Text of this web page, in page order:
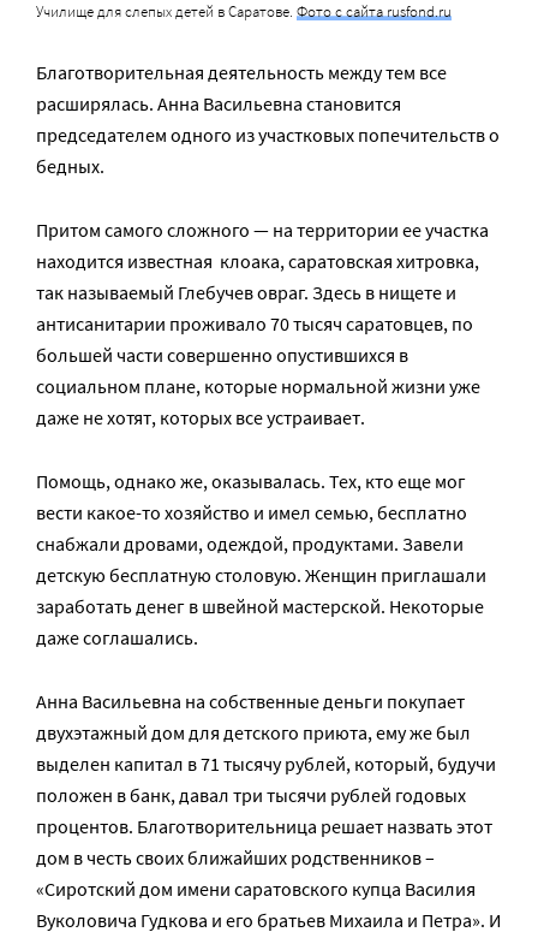
Училище для слепых детей в Саратове. Фото с сайта rusfond.ru
Благотворительная деятельность между тем все
расширялась. Анна Васильевна становится
председателем одного из участковых попечительств о
бедных.
Притом самого сложного — на территории ее участка
находится известная клоака, саратовская хитровка,
так называемый Глебучев овраг. Здесь в нищете и
антисанитарии проживало 70 тысяч саратовцев, по
большей части совершенно опустившихся в
социальном плане, которые нормальной жизни уже
даже не хотят, которых все устраивает.
Помощь, однако же, оказывалась. Тех, кто еще мог
вести какое-то хозяйство и имел семью, бесплатно
снабжали дровами, одеждой, продуктами. Завели
детскую бесплатную столовую. Женщин приглашали
заработать денег в швейной мастерской. Некоторые
даже соглашались.
Анна Васильевна на собственные деньги покупает
двухэтажный дом для детского приюта, ему же был
выделен капитал в 71 тысячу рублей, который, будучи
положен в банк, давал три тысячи рублей годовых
процентов. Благотворительница решает назвать этот
дом в честь своих ближайших родственников –
«Сиротский дом имени саратовского купца Василия
Вуколовича Гудкова и его братьев Михаила и Петра». И